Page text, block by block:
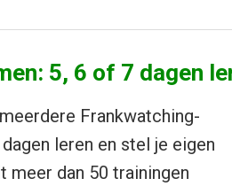
5, 6 of 7 dagen
Frankwatching-
leren en stel je eigen
meer dan 50 trainingen